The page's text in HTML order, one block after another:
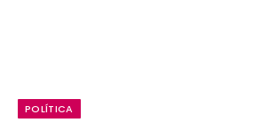
POLÍTICA